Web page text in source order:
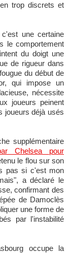
trop discrets et
une certaine
le comportement
du doigt une
de rigueur dans
du début de
qui impose un
nécessite
joueurs peinent
joueurs déjà usés
supplémentaire
Chelsea pour
le flou sur son
pas si c'est mon
a déclaré le
confirmant des
de Damoclès
une forme de
par l'instabilité
occupe la